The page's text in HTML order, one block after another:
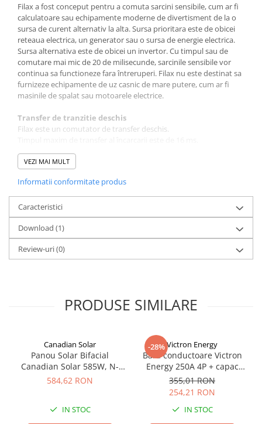
Filax a fost conceput pentru a comuta sarcini sensibile, cum ar fi
calculatoare sau echipamente moderne de divertisment de la o
sursa de curent alternativ la alta. Sursa prioritara este de obicei
reteaua electrica, un generator sau o sursa de energie electrica.
Sursa alternativa este de obicei un invertor. Cu timpul sau de
comutare mai mic de 20 de milisecunde, sarcinile sensibile vor
continua sa functioneze fara întreruperi. Filax nu este destinat sa
furnizeze echipamente de uz casnic de mare putere, cum ar fi
masinile de spalat sau motoarele electrice.
Transfer de tranzitie deschis
Filax este un comutator de transfer deschis.
Încarcarea este alimentata în mod normal de sursa prioritara si
este transferata la sursa alternativa daca:
- Frecventa sursei prioritare scade sub valoarea pragului de
frecventa joasa sau creste dincolo de valoarea pragului de
frecventa înalta.
Transferul invers de la sursa alternativa la sursa prioritara este
initiat atunci când sursa prioritara a functionat în limitele de
comutare inversa a tensiunii si frecventei în decurs de 30 de ani.
VEZI MAI MULT
Informatii conformitate produs
Caracteristici
Download (1)
Review-uri(0)
PRODUSE SIMILARE
Canadian Solar
Panou Solar Bifacial
Canadian Solar 585W, N-
Type TOPCon, CS6W-TB-SF-
584,62 RON
IN STOC
-28%Victron Energy
Bara conductoare Victron
Energy 250A 4P + capac
BUSBAR VBB125040010
355,01 RON
254,21 RON
IN STOC